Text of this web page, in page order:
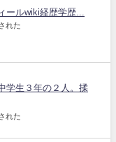
ールwiki経歴学歴...
れた
学生３年の２人。揉
れた